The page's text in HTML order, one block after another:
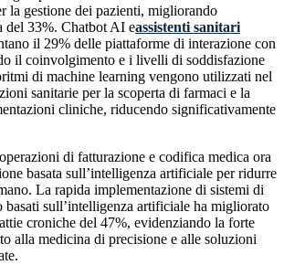
la gestione dei pazienti, migliorando
del 33%. Chatbot AI eassistenti sanitari
il 29% delle piattaforme di interazione con
il coinvolgimento e i livelli di soddisfazione
di machine learning vengono utilizzati nel
sanitarie per la scoperta di farmaci e la
cliniche, riducendo significativamente
di fatturazione e codifica medica ora
basata sull’intelligenza artificiale per ridurre
La rapida implementazione di sistemi di
basati sull’intelligenza artificiale ha migliorato
croniche del 47%, evidenziando la forte
alla medicina di precisione e alle soluzioni